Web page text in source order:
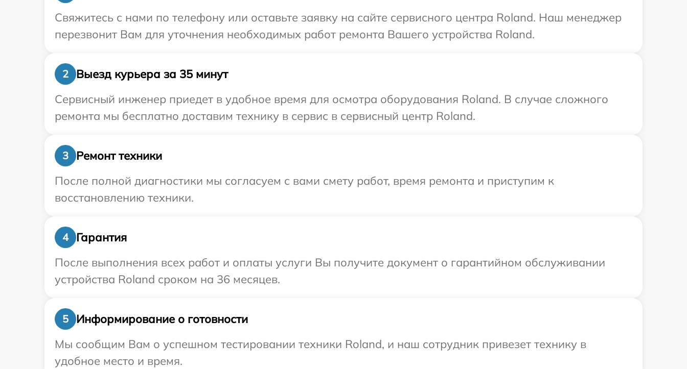
Свяжитесь с нами по телефону или оставьте заявку на сайте сервисного центра Roland. Наш менеджер
перезвонит Вам для уточнения необходимых работ ремонта Вашего устройства Roland.
2
Выезд курьера за 35 минут
Сервисный инженер приедет в удобное время для осмотра оборудования Roland. В случае сложного
ремонта мы бесплатно доставим технику в сервис в сервисный центр Roland.
3
Ремонт техники
После полной диагностики мы согласуем с вами смету работ, время ремонта и приступим к
восстановлению техники.
4
Гарантия
После выполнения всех работ и оплаты услуги Вы получите документ о гарантийном обслуживании
устройства Roland сроком на 36 месяцев.
5
Информирование о готовности
Мы сообщим Вам о успешном тестировании техники Roland, и наш сотрудник привезет технику в
удобное место и время.